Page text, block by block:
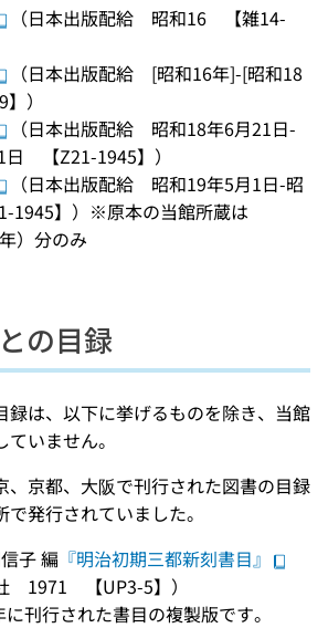
（日本出版配給 昭和16 【雑14-
（日本出版配給 [昭和16年]-[昭和18
）
（日本出版配給 昭和18年6月21日-
日 【Z21-1945】）
（日本出版配給 昭和19年5月1日-昭
1945】）※原本の当館所蔵は
）分のみ
の目録
録は、以下に挙げるものを除き、当館
いません。
、京都、大阪で刊行された図書の目録
発行されていました。
子 編 『明治初期三都新刻書目』
1971 【UP3-5】）
刊行された書目の複製版です。